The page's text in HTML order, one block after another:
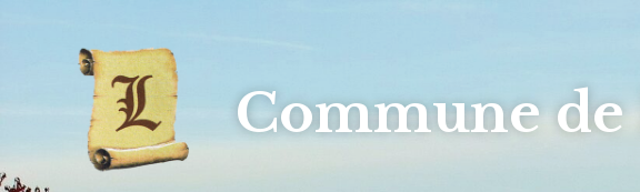
navigation
Commune